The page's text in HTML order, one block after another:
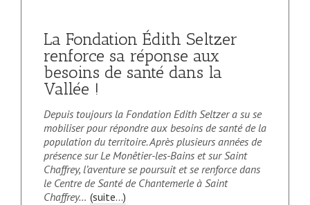
La Fondation Édith Seltzer
renforce sa réponse aux
besoins de santé dans la
Vallée !
Depuis toujours la Fondation Edith Seltzer a su se
mobiliser pour répondre aux besoins de santé de la
population du territoire. Après plusieurs années de
présence sur Le Monêtier-les-Bains et sur Saint
Chaffrey, l’aventure se poursuit et se renforce dans
le Centre de Santé de Chantemerle à Saint
Chaffrey… (suite…)